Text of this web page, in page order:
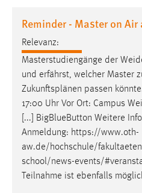
Reminder - Master on
Relevanz:
Masterstudiengänge der
und erfährst, welcher Master
Zukunftsplänen passen
17:00 Uhr Vor Ort: Campus
[...] BigBlueButton Weitere
Anmeldung: https://www.oth-
aw.de/hochschule/
school/news-events/
Teilnahme ist ebenfalls
Performance
Name:
Zweck:
Für performante
gespeichert, ob man
Sprachpräferenz